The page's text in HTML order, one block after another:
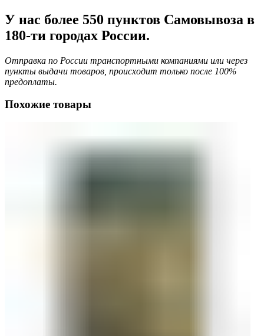
У нас более 550 пунктов Самовывоза в
180-ти городах России.
Отправка по России транспортными компаниями или через
пункты выдачи товаров, происходит только после 100%
предоплаты.
Похожие товары